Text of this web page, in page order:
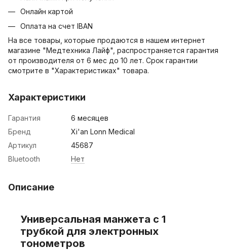
Онлайн картой
Оплата на счет IBAN
На все товары, которые продаются в нашем интернет
магазине "Медтехника Лайф", распространяется гарантия
от производителя от 6 мес до 10 лет. Срок гарантии
смотрите в "Характеристиках" товара.
Характеристики
Гарантия
6 месяцев
Бренд
Xi'an Lonn Medical
Артикул
45687
Bluetooth
Нет
Описание
Универсальная манжета с 1
трубкой для электронных
тонометров